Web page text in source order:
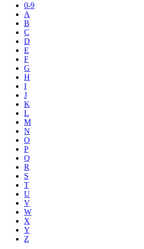
0-9
A
B
C
D
E
F
G
H
I
J
K
L
M
N
O
P
Q
R
S
T
U
V
W
X
Y
Z